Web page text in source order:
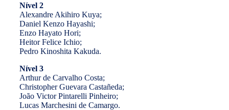
Nível 2
Alexandre Akihiro Kuya;
Daniel Kenzo Hayashi;
Enzo Hayato Hori;
Heitor Felice Ichio;
Pedro Kinoshita Kakuda.
Nível 3
Arthur de Carvalho Costa;
Christopher Guevara Castañeda;
João Victor Pintarelli Pinheiro;
Lucas Marchesini de Camargo.